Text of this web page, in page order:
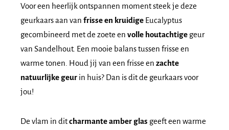
Voor een heerlijk ontspannen moment steek je deze
geurkaars aan van frisse en kruidige Eucalyptus
gecombineerd met de zoete en volle houtachtige geur
van Sandelhout. Een mooie balans tussen frisse en
warme tonen. Houd jij van een frisse en zachte
natuurlijke geur in huis? Dan is dit de geurkaars voor
jou!
De vlam in ditcharmante amber glas geeft een warme